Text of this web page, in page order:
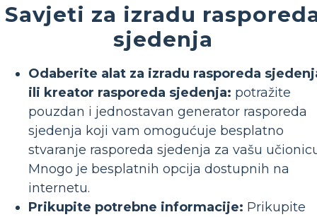
Savjeti za izradu
sjedenja
Odaberite alat za izradu rasporeda
ili kreator rasporeda sjedenja: potražite
pouzdan i jednostavan generator rasporeda
sjedenja koji vam omogućuje besplatno
stvaranje rasporeda sjedenja za vašu
Mnogo je besplatnih opcija dostupnih na
internetu.
Prikupite potrebne informacije: Prikupite